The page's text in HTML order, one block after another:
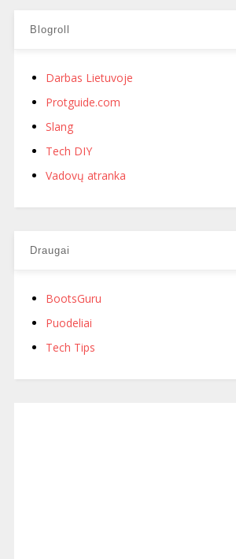
Blogroll
Darbas Lietuvoje
Protguide.com
Slang
Tech DIY
Vadovų atranka
Draugai
BootsGuru
Puodeliai
Tech Tips